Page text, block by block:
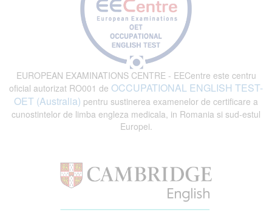
EUROPEAN EXAMINATIONS CENTRE - EECentre este centru
oficial autorizat RO001 de OCCUPATIONAL ENGLISH TEST-
OET (Australia) pentru sustinerea examenelor de certificare a
cunostintelor de limba engleza medicala, in Romania si sud-estul
Europei.